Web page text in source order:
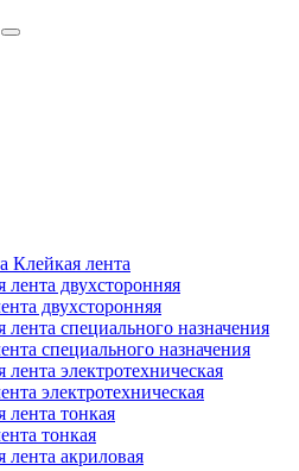
Клейкая лента
двухсторонняя
специального назначения
электротехническая
тонкая